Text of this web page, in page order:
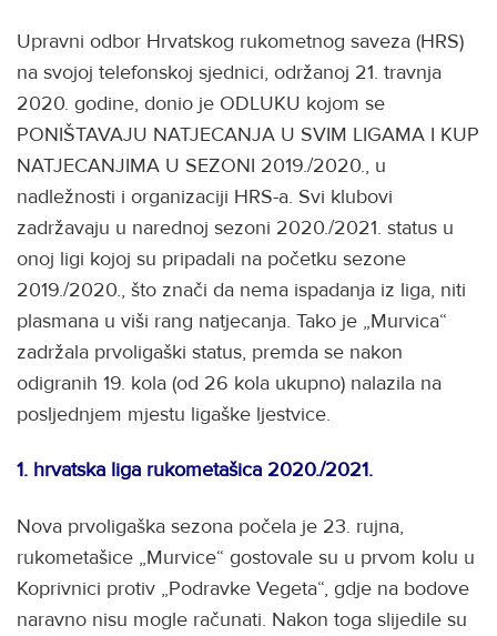
Upravni odbor Hrvatskog rukometnog saveza (HRS)
na svojoj telefonskoj sjednici, održanoj 21. travnja
2020. godine, donio je ODLUKU kojom se
PONIŠTAVAJU NATJECANJA U SVIM LIGAMA I KUP
NATJECANJIMA U SEZONI 2019./2020., u
nadležnosti i organizaciji HRS-a. Svi klubovi
zadržavaju u narednoj sezoni 2020./2021. status u
onoj ligi kojoj su pripadali na početku sezone
2019./2020., što znači da nema ispadanja iz liga, niti
plasmana u viši rang natjecanja. Tako je „Murvica“
zadržala prvoligaški status, premda se nakon
odigranih 19. kola (od 26 kola ukupno) nalazila na
posljednjem mjestu ligaške ljestvice.
1. hrvatska liga rukometašica 2020./2021.
Nova prvoligaška sezona počela je 23. rujna,
rukometašice „Murvice“ gostovale su u prvom kolu u
Koprivnici protiv „Podravke Vegeta“, gdje na bodove
naravno nisu mogle računati. Nakon toga slijedile su